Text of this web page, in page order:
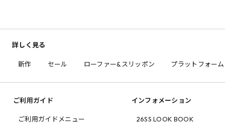
詳しく見る
新作 セール ローファー&スリッポン プラットフォー
ご利用ガイド
ご利用ガイドメニュー
インフォメーション
26SS LOOK BOOK